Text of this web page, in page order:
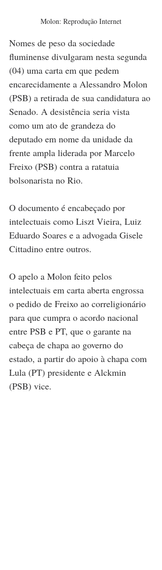
Molon: Reprodução Internet
Nomes de peso da sociedade
fluminense divulgaram nesta segunda
(04) uma carta em que pedem
encarecidamente a Alessandro Molon
(PSB) a retirada de sua candidatura ao
Senado. A desistência seria vista
como um ato de grandeza do
deputado em nome da unidade da
frente ampla liderada por Marcelo
Freixo (PSB) contra a ratatuia
bolsonarista no Rio.
O documento é encabeçado por
intelectuais como Liszt Vieira, Luiz
Eduardo Soares e a advogada Gisele
Cittadino entre outros.
O apelo a Molon feito pelos
intelectuais em carta aberta engrossa
o pedido de Freixo ao correligionário
para que cumpra o acordo nacional
entre PSB e PT, que o garante na
cabeça de chapa ao governo do
estado, a partir do apoio à chapa com
Lula (PT) presidente e Alckmin
(PSB) vice.